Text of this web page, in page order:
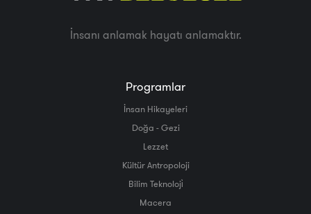
İnsanı anlamak hayatı anlamaktır.
Programlar
İnsan Hikayeleri
Doğa - Gezi
Lezzet
Kültür Antropoloji
Bilim Teknoloji̇
Macera